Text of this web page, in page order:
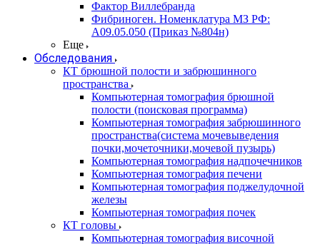
Фактор Виллебранда
Фибриноген. Номенклатура МЗ РФ:
A09.05.050 (Приказ №804н)
Еще
Обследования
КТ брюшной полости и забрюшинного
пространства
Компьютерная томография брюшной
полости (поисковая программа)
Компьютерная томография забрюшинного
пространства(система мочевыведения
почки,мочеточники,мочевой пузырь)
Компьютерная томография надпочечников
Компьютерная томография печени
Компьютерная томография поджелудочной
железы
Компьютерная томография почек
КТ головы
Компьютерная томография височной